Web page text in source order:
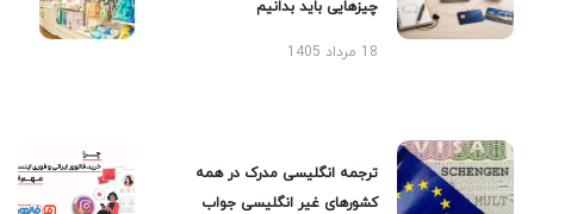
چیزهایی باید بدانیم
18 مرداد 1405
ترجمه انگلیسی مدرک در همه
کشورهای غیر انگلیسی جواب